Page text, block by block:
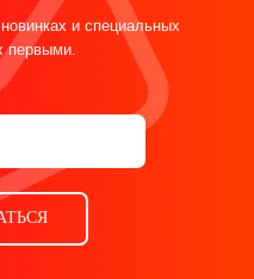
и специальных
первыми.